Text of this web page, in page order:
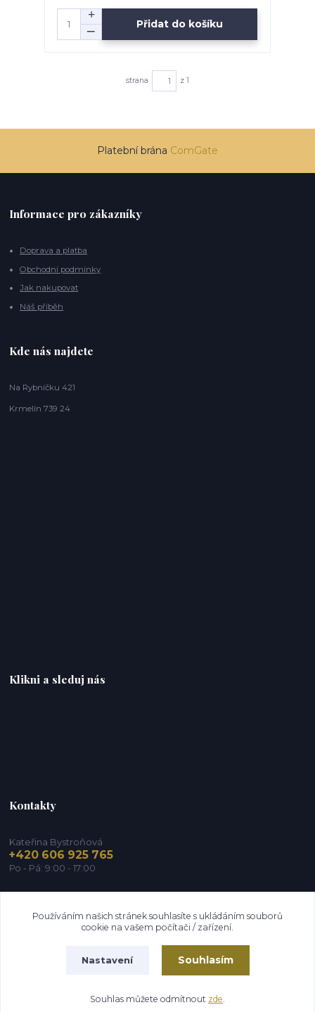
Přidat do košíku
strana z 1
Platební brána ComGate
Informace pro zákazníky
Doprava a platba
Obchodní podmínky
Jak nakupovat
Náš příběh
Kde nás najdete
Na Rybníčku 421
Krmelín 739 24
Klikni a sleduj nás
Kontakty
Kateřina Bystroňová
+420 606 925 765
Po - Pá: 9:00 - 17:00
Vytvořeno na
Eshop-rychle.cz
Používáním našich stránek souhlasíte s ukládáním souborů
cookie na vašem počítači / zařízení.
Nastavení Souhlasím
Souhlas můžete odmítnout zde